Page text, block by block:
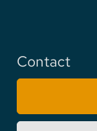
Contact